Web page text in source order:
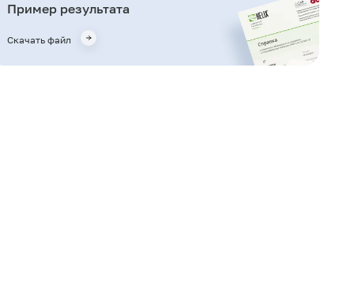
Пример результата
Скачать файл